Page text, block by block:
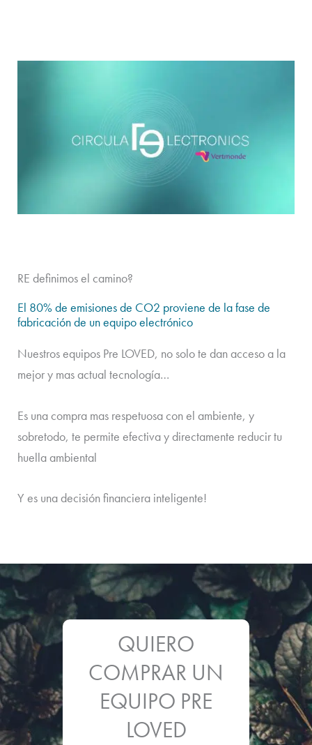
RE definimos el camino?
El 80% de emisiones de CO2 proviene de la fase de
fabricación de un equipo electrónico
Nuestros equipos Pre LOVED, no solo te dan acceso a la
mejor y mas actual tecnología…
Es una compra mas respetuosa con el ambiente, y
sobretodo, te permite efectiva y directamente reducir tu
huella ambiental
Y es una decisión financiera inteligente!
QUIERO
COMPRAR UN
EQUIPO PRE
LOVED